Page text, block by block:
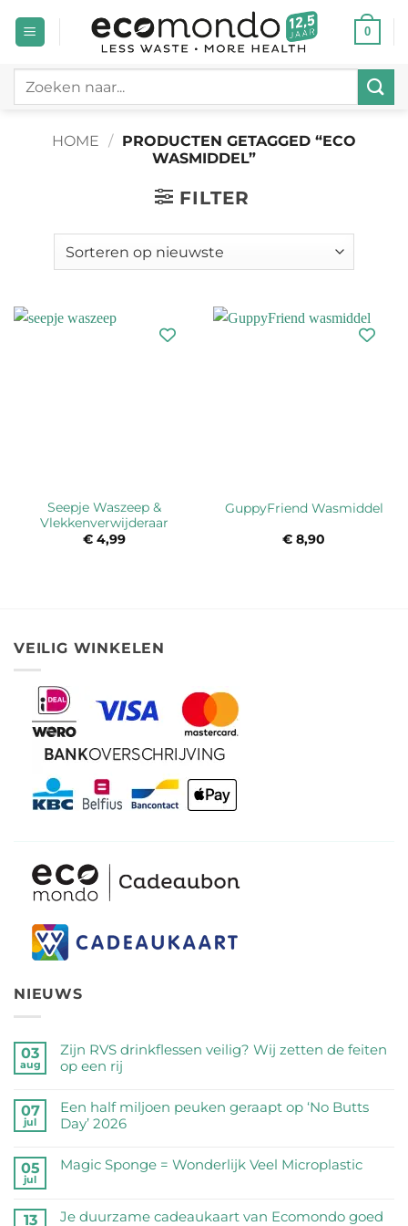
naar
0
Zoeken
HOME / PRODUCTEN GETAGGED “ECO
WASMIDDEL”
FILTER
Seepje Waszeep &
Vlekkenverwijderaar
€ 4,99
GuppyFriend Wasmiddel
€ 8,90
VEILIG WINKELEN
NIEUWS
03
aug
Zijn RVS drinkflessen veilig? Wij zetten de feiten
op een rij
reacties
op
Zijn
drinkflessen
zetten
07
jul
Een half miljoen peuken geraapt op ‘No Butts
Day’ 2026
reacties
half
05
jul
Magic Sponge = Wonderlijk Veel Microplastic
op
13
Je duurzame cadeaukaart van Ecomondo goed